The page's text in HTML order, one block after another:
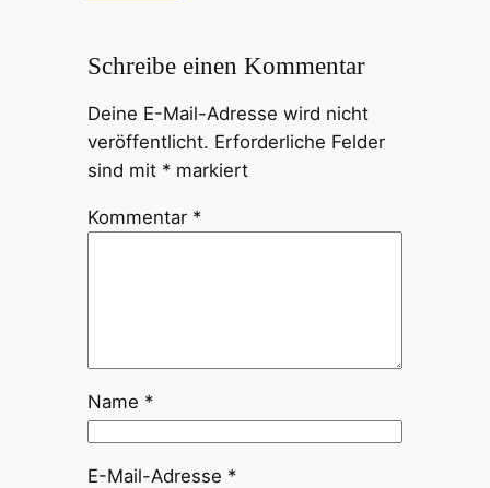
Schreibe einen Kommentar
Deine E-Mail-Adresse wird nicht
veröffentlicht. Erforderliche Felder
sind mit *markiert
Kommentar *
Name *
E-Mail-Adresse *